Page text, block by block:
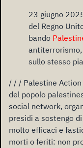
23 giugno
del Regno
bando
antiterrorismo,
sullo stesso
/ / / Palestine
del popolo
social network,
presidi a sostengo
molto efficaci e
morti o feriti: non